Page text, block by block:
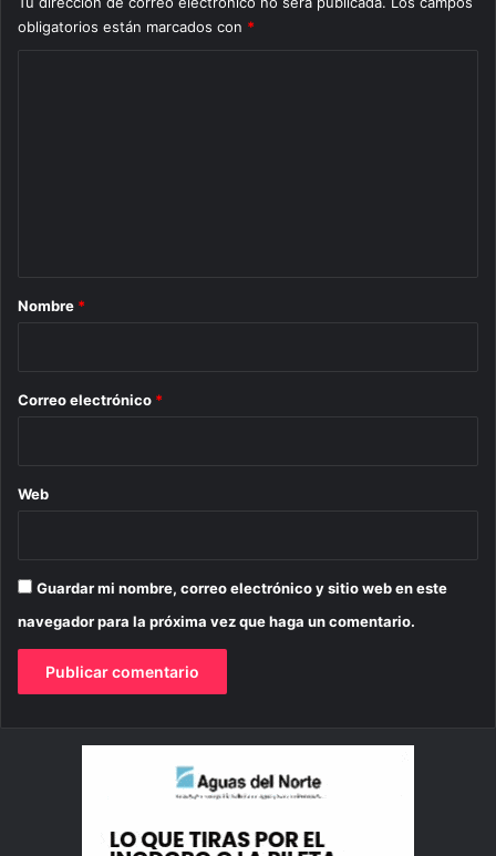
obligatorios están marcados con *
r
*
Nombre *
Correo electrónico *
Web
Guardar mi nombre, correo electrónico y sitio web en este
navegador para la próxima vez que haga un comentario.